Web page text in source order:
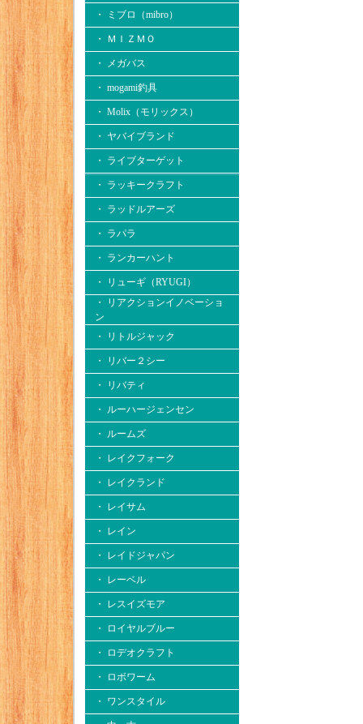
・ ミブロ（mibro）
・ ＭＩＺＭＯ
・ メガバス
・ mogami釣具
・ Molix（モリックス）
・ ヤバイブランド
・ ライブターゲット
・ ラッキークラフト
・ ラッドルアーズ
・ ラパラ
・ ランカーハント
・ リューギ（RYUGI）
・ リアクションイノベーショ
ン
・ リトルジャック
・ リバー２シー
・ リバティ
・ ルーハージェンセン
・ ルームズ
・ レイクフォーク
・ レイクランド
・ レイサム
・ レイン
・ レイドジャパン
・ レーベル
・ レスイズモア
・ ロイヤルブルー
・ ロデオクラフト
・ ロボワーム
・ ワンスタイル